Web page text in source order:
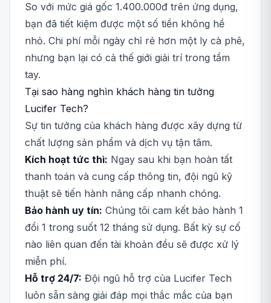
So với mức giá gốc 1.400.000đ trên ứng dụng,
bạn đã tiết kiệm được một số tiền không hề
nhỏ. Chi phí mỗi ngày chỉ rẻ hơn một ly cà phê,
nhưng bạn lại có cả thế giới giải trí trong tầm
tay.
Tại sao hàng nghìn khách hàng tin tưởng
Lucifer Tech?
Sự tin tưởng của khách hàng được xây dựng từ
chất lượng sản phẩm và dịch vụ tận tâm.
Kích hoạt tức thì: Ngay sau khi bạn hoàn tất
thanh toán và cung cấp thông tin, đội ngũ kỹ
thuật sẽ tiến hành nâng cấp nhanh chóng.
Bảo hành uy tín: Chúng tôi cam kết bảo hành 1
đổi 1 trong suốt 12 tháng sử dụng. Bất kỳ sự cố
nào liên quan đến tài khoản đều sẽ được xử lý
miễn phí.
Hỗ trợ 24/7: Đội ngũ hỗ trợ của Lucifer Tech
luôn sẵn sàng giải đáp mọi thắc mắc của bạn